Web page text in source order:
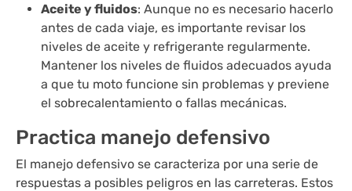
Aceite y fluidos: Aunque no es necesario hacerlo
antes de cada viaje, es importante revisar los
niveles de aceite y refrigerante regularmente.
Mantener los niveles de fluidos adecuados ayuda
a que tu moto funcione sin problemas y previene
el sobrecalentamiento o fallas mecánicas.
Practica manejo defensivo
El manejo defensivo se caracteriza por una serie de
respuestas a posibles peligros en las carreteras. Estos